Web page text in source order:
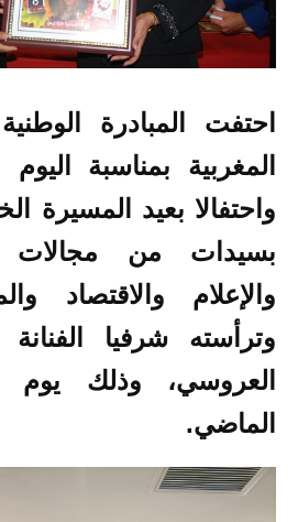
احتفت المبادرة
المغربية بمناسبة
واحتفالا بعيد المسيرة
بسيدات من مجالات
والإعلام والاقتصاد
وترأسته شرفيا
الماضي.